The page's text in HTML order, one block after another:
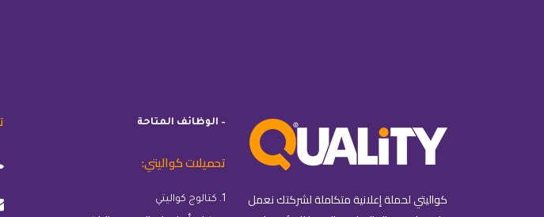
كواليتي لحملة إعلانية متكاملة لشركتك نعمل
– الوظائف المتاحة
تحميلات كواليتي:
1. كتالوج كواليتي